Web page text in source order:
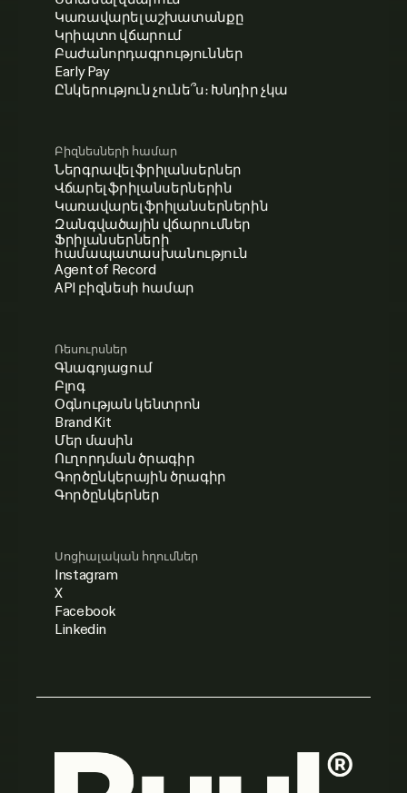
Կառավարել աշխատանքը
Կրիպտո վճարում
Բաժանորդագրություններ
Early Pay
Ընկերություն չունե՞ս։ Խնդիր չկա
Բիզնեսների համար
Ներգրավել ֆրիլանսերներ
Վճարել ֆրիլանսերներին
Կառավարել ֆրիլանսերներին
Զանգվածային վճարումներ
Ֆրիլանսերների
համապատասխանություն
Agent of Record
API բիզնեսի համար
Ռեսուրսներ
Գնագոյացում
Բլոգ
Օգնության կենտրոն
Brand Kit
Մեր մասին
Ուղորդման ծրագիր
Գործընկերային ծրագիր
Գործընկերներ
Սոցիալական հղումներ
Instagram
X
Facebook
Linkedin